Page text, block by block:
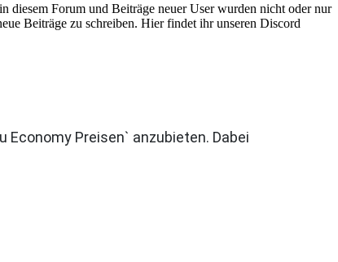
diesem Forum und Beiträge neuer User wurden nicht oder nur
Beiträge zu schreiben. Hier findet ihr unseren Discord
Preisen` anzubieten. Dabei